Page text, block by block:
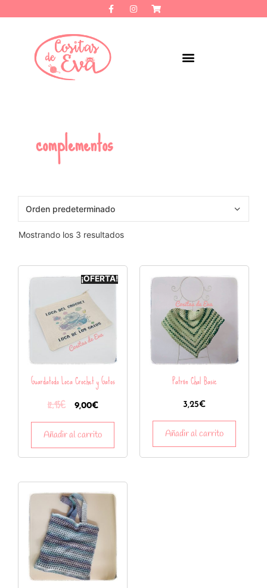
complementos
Mostrando los 3 resultados
¡OFERTA!
Guardatodo Loca Crochet y Gatos
12,95€ 9,00€
Añadir al carrito
Patrón Chal Basic
3,25€
Añadir al carrito